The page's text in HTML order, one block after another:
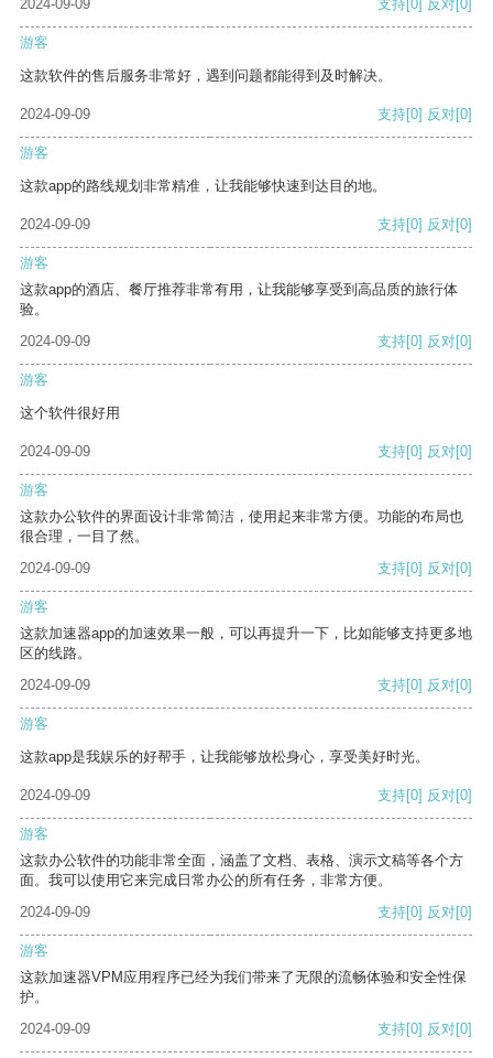
2024-09-09 支持[0] 反对[0]
游客
这款软件的售后服务非常好，遇到问题都能得到及时解决。
2024-09-09 支持[0] 反对[0]
游客
这款app的路线规划非常精准，让我能够快速到达目的地。
2024-09-09 支持[0] 反对[0]
游客
这款app的酒店、餐厅推荐非常有用，让我能够享受到高品质的旅行体
验。
2024-09-09
支持[0] 反对[0]
游客
这个软件很好用
2024-09-09 支持[0] 反对[0]
游客
这款办公软件的界面设计非常简洁，使用起来非常方便。功能的布局也
很合理，一目了然。
2024-09-09
支持[0] 反对[0]
游客
这款加速器app的加速效果一般，可以再提升一下，比如能够支持更多地
区的线路。
2024-09-09
支持[0] 反对[0]
游客
这款app是我娱乐的好帮手，让我能够放松身心，享受美好时光。
2024-09-09 支持[0] 反对[0]
游客
这款办公软件的功能非常全面，涵盖了文档、表格、演示文稿等各个方
面。我可以使用它来完成日常办公的所有任务，非常方便。
2024-09-09
支持[0] 反对[0]
游客
这款加速器VPM应用程序已经为我们带来了无限的流畅体验和安全性保
护。
2024-09-09
支持[0] 反对[0]